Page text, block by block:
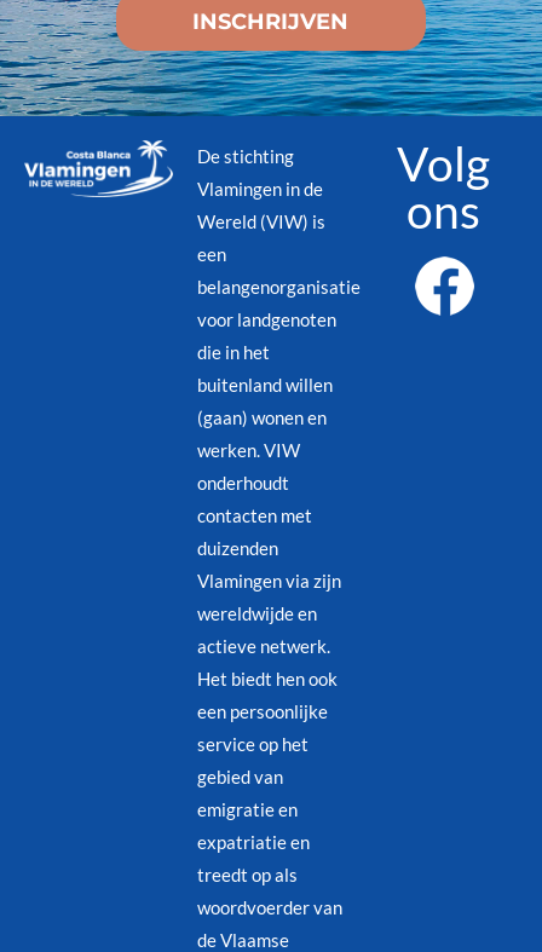
De stichting
Vlamingen in de
Wereld (VIW) is
een
belangenorganisatie
voor landgenoten
die in het
buitenland willen
(gaan) wonen en
werken. VIW
onderhoudt
contacten met
duizenden
Vlamingen via zijn
wereldwijde en
actieve netwerk.
Het biedt hen ook
een persoonlijke
service op het
gebied van
emigratie en
expatriatie en
treedt op als
woordvoerder van
de Vlaamse
Volg
ons